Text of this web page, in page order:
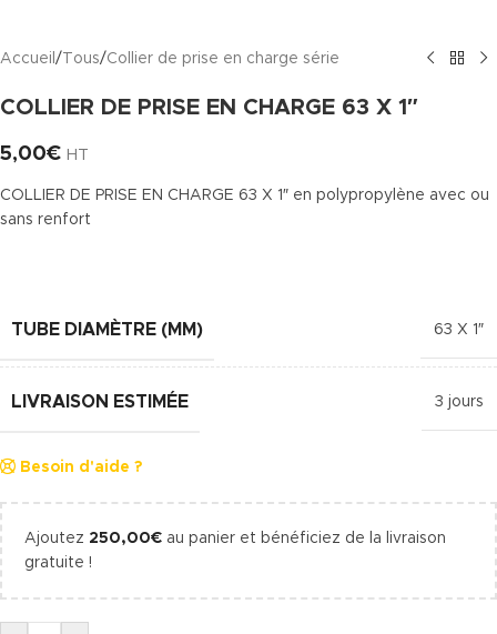
Accueil /Tous/Collier de prise en charge série
COLLIER DE PRISE EN CHARGE 63 X 1″
5,00€ HT
COLLIER DE PRISE EN CHARGE 63 X 1″ en polypropylène avec ou
sans renfort
TUBE DIAMÈTRE (MM) 63 X 1″
LIVRAISON ESTIMÉE 3 jours
Besoin d'aide ?
Ajoutez 250,00€ au panier et bénéficiez de la livraison
gratuite !